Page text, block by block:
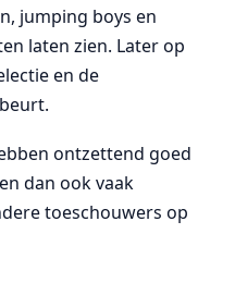
jumping boys en
laten zien. Later op
en de
ontzettend goed
dan ook vaak
toeschouwers op